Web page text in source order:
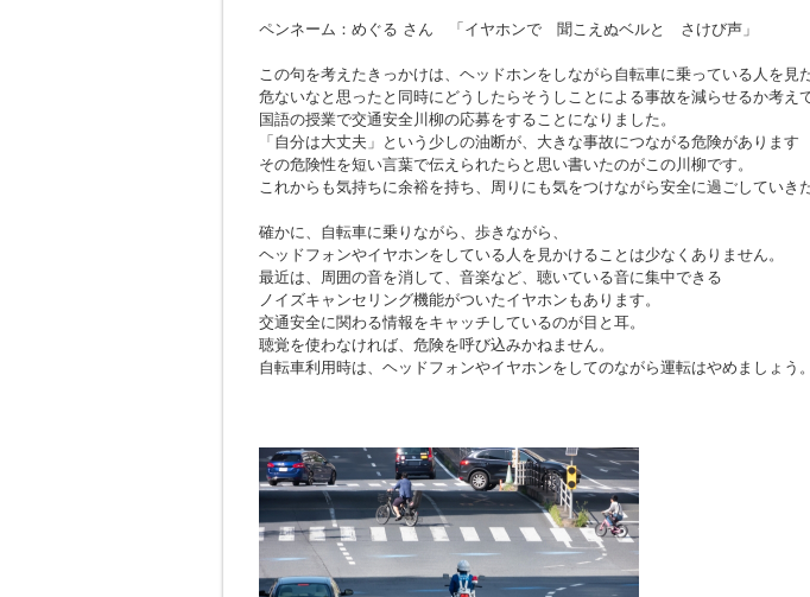
ペンネーム：めぐる さん 「イヤホンで 聞こえぬベルと さけび声」
この句を考えたきっかけは、ヘッドホンをしながら自転車に乗っている人を見
危ないなと思ったと同時にどうしたらそうしことによる事故を減らせるか考え
国語の授業で交通安全川柳の応募をすることになりました。
「自分は大丈夫」という少しの油断が、大きな事故につながる危険があります
その危険性を短い言葉で伝えられたらと思い書いたのがこの川柳です。
これからも気持ちに余裕を持ち、周りにも気をつけながら安全に過ごしていき
確かに、自転車に乗りながら、歩きながら、
ヘッドフォンやイヤホンをしている人を見かけることは少なくありません。
最近は、周囲の音を消して、音楽など、聴いている音に集中できる
ノイズキャンセリング機能がついたイヤホンもあります。
交通安全に関わる情報をキャッチしているのが目と耳。
聴覚を使わなければ、危険を呼び込みかねません。
自転車利用時は、ヘッドフォンやイヤホンをしてのながら運転はやめましょう。